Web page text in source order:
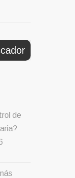
de